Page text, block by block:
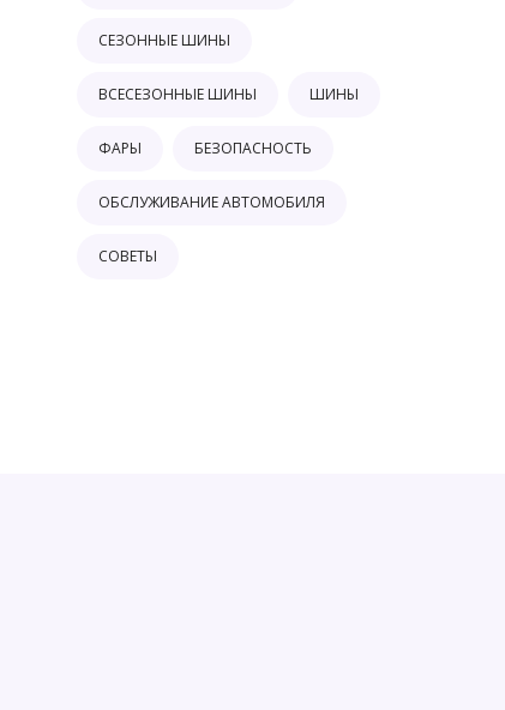
СЕЗОННЫЕ ШИНЫ
ВСЕСЕЗОННЫЕ ШИНЫ ШИНЫ
ФАРЫ БЕЗОПАСНОСТЬ
ОБСЛУЖИВАНИЕ АВТОМОБИЛЯ
СОВЕТЫ